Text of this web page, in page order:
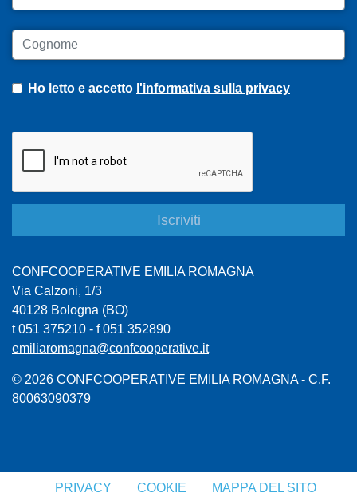
Cognome
Ho letto e accetto l'informativa sulla privacy
CONFCOOPERATIVE EMILIA ROMAGNA
Via Calzoni, 1/3
40128 Bologna (BO)
t 051 375210 - f 051 352890
emiliaromagna@confcooperative.it
© 2026 CONFCOOPERATIVE EMILIA ROMAGNA - C.F.
80063090379
PRIVACY COOKIE MAPPA DEL SITO